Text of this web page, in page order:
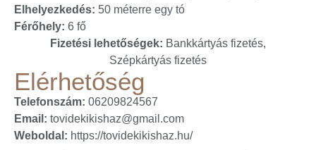
Elhelyezkedés: 50 méterre egy tó
Férőhely: 6 fő
Fizetési lehetőségek: Bankkártyás fizetés,
Szépkártyás fizetés
Elérhetőség
Telefonszám: 06209824567
Email: tovidekikishaz@gmail.com
Weboldal: https://tovidekikishaz.hu/